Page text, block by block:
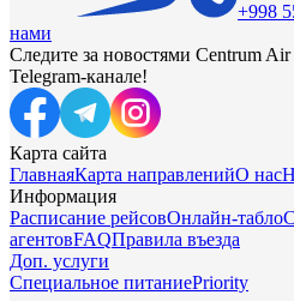
+998
нами
Следите за новостями Centrum
Telegram-канале!
Карта сайта
ГлавнаяКарта направленийО нас
Информация
Расписание рейсовОнлайн-табло
агентовFAQПравила въезда
Доп. услуги
Специальное питаниеPriority